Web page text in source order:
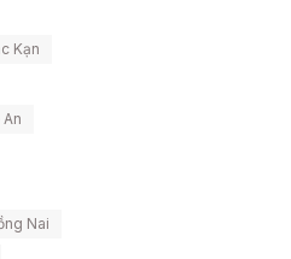
Kạn
Nai